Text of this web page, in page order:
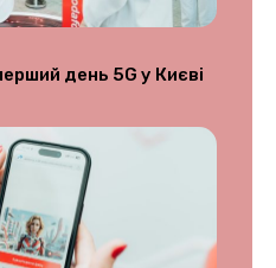
день 5G у Києві